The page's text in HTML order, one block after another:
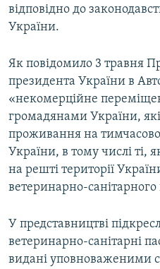
відповідно до
України.
Як повідомило 3 травня
президента України в
«некомерційне
громадянами України,
проживання на тимчасово
України, в тому числі ті,
на решті території
ветеринарно-санітарного
У представництві
ветеринарно-санітарні
видані уповноваженими